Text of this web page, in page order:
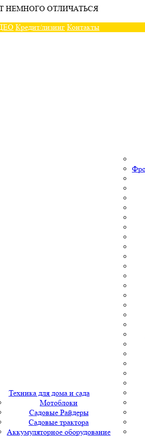
НЕМНОГО ОТЛИЧАТЬСЯ
Кредит/лизинг Контакты
Техника для дома и сада
Мотоблоки
Садовые Райдеры
Садовые трактора
Аккумуляторное оборудование